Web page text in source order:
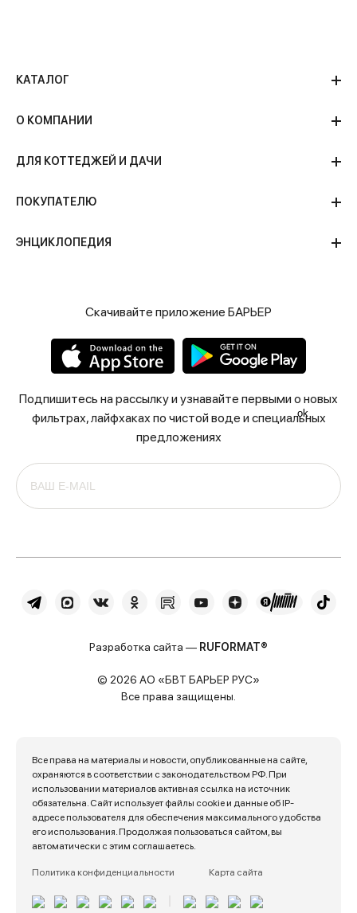
КАТАЛОГ
О КОМПАНИИ
ДЛЯ КОТТЕДЖЕЙ И ДАЧИ
ПОКУПАТЕЛЮ
ЭНЦИКЛОПЕДИЯ
Скачивайте приложение БАРЬЕР
Подпишитесь на рассылку и узнавайте первыми о новых
фильтрах, лайфхаках по чистой воде и специальных
предложениях
ok
Разработка сайта — RUFORMAT®
© 2026 АО «БВТ БАРЬЕР РУС»
Все права защищены.
Все права на материалы и новости, опубликованные на сайте,
охраняются в соответствии с законодательством РФ. При
использовании материалов активная ссылка на источник
обязательна. Сайт использует файлы cookie и данные об IP-
адресе пользователя для обеспечения максимального удобства
его использования. Продолжая пользоваться сайтом, вы
автоматически с этим соглашаетесь.
Политика конфиденциальности Карта сайта